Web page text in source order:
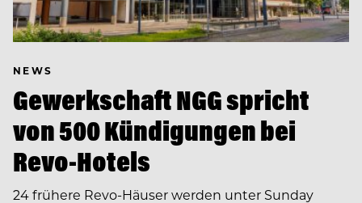
NEWS
Gewerkschaft NGG spricht
von 500 Kündigungen bei
Revo-Hotels
24 frühere Revo-Häuser werden unter Sunday